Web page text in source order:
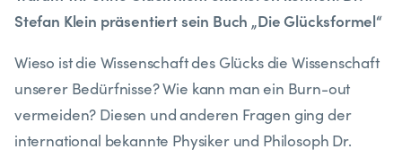
Stefan Klein präsentiert sein Buch „Die Glücksformel“
Wieso ist die Wissenschaft des Glücks die Wissenschaft
unserer Bedürfnisse? Wie kann man ein Burn-out
vermeiden? Diesen und anderen Fragen ging der
international bekannte Physiker und Philosoph Dr.